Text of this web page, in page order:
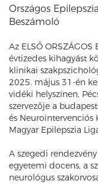
Országos
Beszámoló
Az ELSŐ ORSZÁGOS
évtizedes kihagyást
klinikai
2025. május 31-én
vidéki helyszínen,
szervezője a
és Neurointervenciós
Magyar Epilepszia
A szegedi
egyetemi docens, a
neurológus